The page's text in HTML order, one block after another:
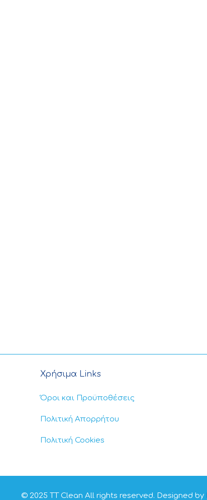
Χρήσιμα Links
Όροι και Προϋποθέσεις
Πολιτική Απορρήτου
Πολιτική Cookies
© 2025 TT Clean All rights reserved. Designed by